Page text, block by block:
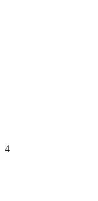
4